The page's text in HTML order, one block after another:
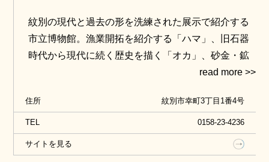
紋別の現代と過去の形を洗練された展示で紹介する
市立博物館。漁業開拓を紹介する「ハマ」、旧石器
時代から現代に続く歴史を描く「オカ」、砂金・鉱
石・金などの地下資源を紹介する「ヤマ」の３大テ
その他、ゴマフ、ワモン、クラカケなどのアザラシ
類やトド、オットセイ、キタキツネ、エゾモモンガ
のはく製、体長６メートルのコイワシクジラの骨格
標本などオホーツクに生息する動物たちも多数展示
住所 紋別市幸町3丁目1番4号
TEL 0158-23-4236
サイトを見る